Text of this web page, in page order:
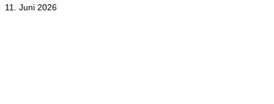
11. Juni 2026